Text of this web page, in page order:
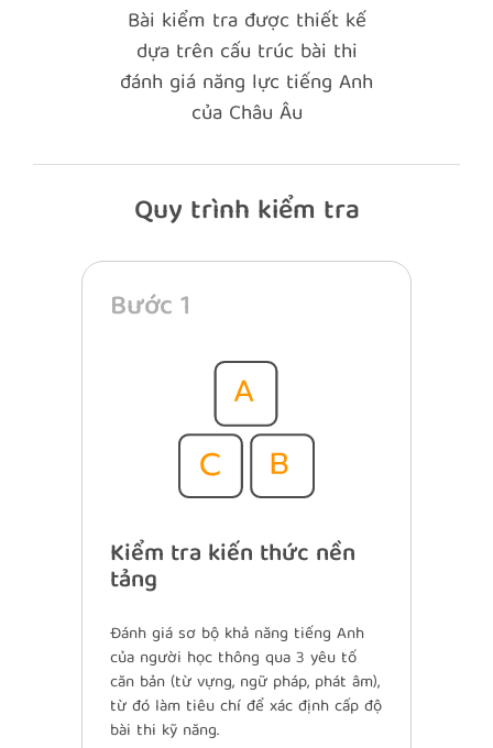
Bài kiểm tra được thiết kế
dựa trên cấu trúc bài thi
đánh giá năng lực tiếng Anh
của Châu Âu
Quy trình kiểm tra
Bước 1
Kiểm tra kiến thức nền
tảng
Đánh giá sơ bộ khả năng tiếng Anh
của người học thông qua 3 yêu tố
căn bản (từ vựng, ngữ pháp, phát âm),
từ đó làm tiêu chí để xác định cấp độ
bài thi kỹ năng.